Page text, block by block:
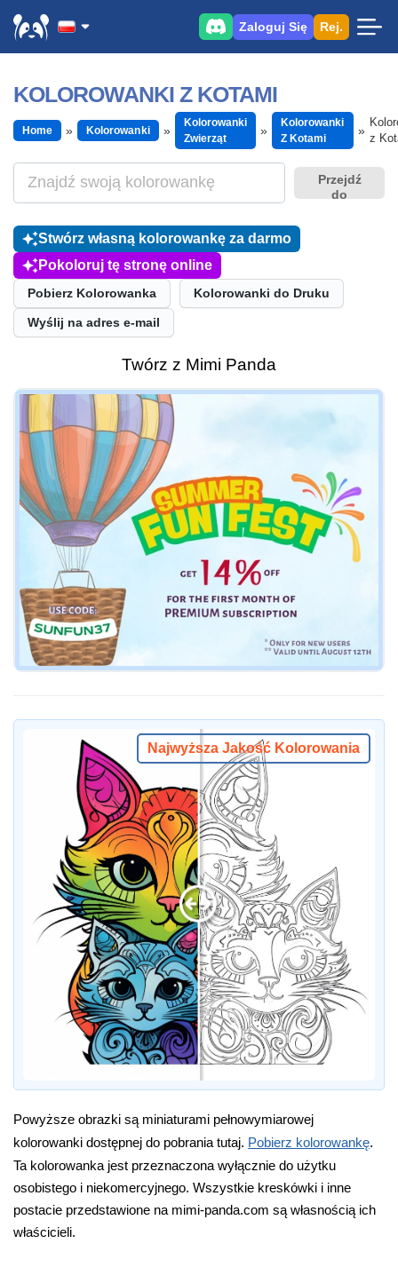
Zaloguj Się Rej.
KOLOROWANKI Z KOTAMI
Home Kolorowanki
Kolorowanki
Zwierząt
Kolorowanki
Z Kotami
z
Przejdź
do
Stwórz własną kolorowankę za darmo
Pokoloruj tę stronę online
Pobierz Kolorowanka Kolorowanki do Druku
Wyślij na adres e-mail
Twórz z Mimi Panda
Najwyższa Jakość Kolorowania
Powyższe obrazki są miniaturami pełnowymiarowej
kolorowanki dostępnej do pobrania tutaj. Pobierz kolorowankę.
Ta kolorowanka jest przeznaczona wyłącznie do użytku
osobistego i niekomercyjnego. Wszystkie kreskówki i inne
postacie przedstawione na mimi-panda.com są własnością ich
właścicieli.